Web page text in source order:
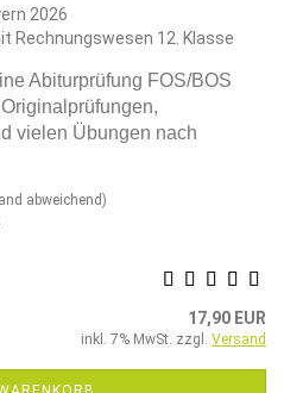
2026
12. Klasse
Abiturprüfung FOS/BOS
vielen Übungen nach
abweichend)
17,90 EUR
inkl. 7% MwSt. zzgl. Versand